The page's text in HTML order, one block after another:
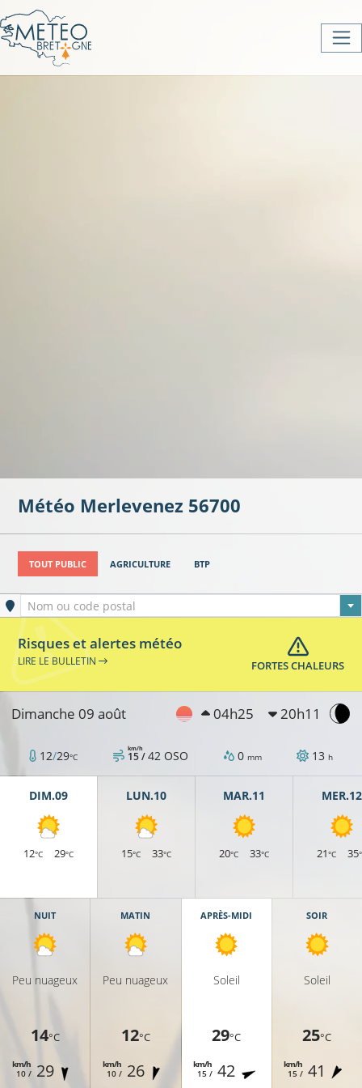
Météo Merlevenez 56700
TOUT PUBLIC AGRICULTURE BTP
Ville sélectionnée
Nom ou code postal
Risques et alertes météo
LIRE LE BULLETIN FORTES CHALEURS
Dimanche 09 août 04h25 20h11
12/29°C 15 /
km/h 42 OSO 0 mm 13 h
DIM.09
12°C 29°C
LUN.10
15°C 33°C
MAR.11
20°C 33°C
MER.12
21°C 35
NUIT
Peu nuageux
14°C
10 /
km/h 29
MATIN
Peu nuageux
12°C
10 /
km/h 26
APRÈS-MIDI
Soleil
29°C
15 /
km/h 42
SOIR
Soleil
25°C
15 /
km/h 41
21°C